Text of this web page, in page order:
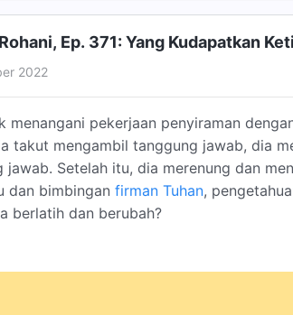
Ep. 371: Yang Kudapatkan
2022
menangani pekerjaan penyiraman
takut mengambil tanggung jawab, dia
jawab. Setelah itu, dia merenung dan
dan bimbingan firman Tuhan,
berlatih dan berubah?